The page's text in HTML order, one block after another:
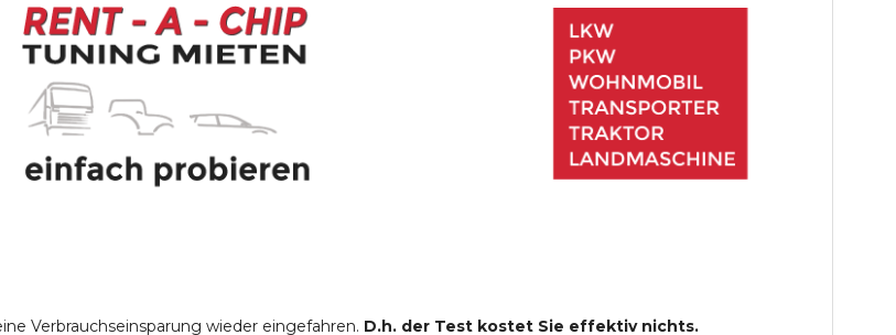
Verbrauchseinsparung wieder eingefahren. D.h. der Test kostet Sie effektiv nichts.